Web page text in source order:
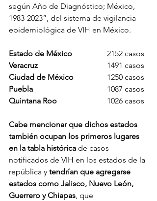
según Año de Diagnóstico; México,
1983-2023”, del sistema de vigilancia
epidemiológica de VIH en México.
Estado de México
		2152 casos
		1491 casos
Ciudad de México
		1250 casos
			1087 casos
		1026 casos
Cabe mencionar que dichos estados
también ocupan los primeros lugares
en la tabla histórica de casos
notificados de VIH en los estados de la
república y tendrían que agregarse
estados como Jalisco, Nuevo León,
Guerrero y Chiapas, que